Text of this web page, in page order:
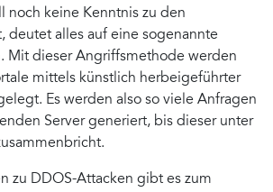
noch keine Kenntnis zu den
deutet alles auf eine sogenannte
Mit dieser Angriffsmethode werden
mittels künstlich herbeigeführter
Es werden also so viele Anfragen
Server generiert, bis dieser unter
zu DDOS-Attacken gibt es zum